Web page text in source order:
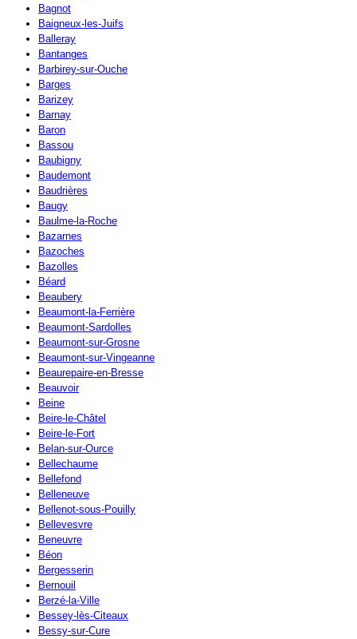
Bagnot
Baigneux-les-Juifs
Balleray
Bantanges
Barbirey-sur-Ouche
Barges
Barizey
Barnay
Baron
Bassou
Baubigny
Baudemont
Baudrières
Baugy
Baulme-la-Roche
Bazarnes
Bazoches
Bazolles
Béard
Beaubery
Beaumont-la-Ferrière
Beaumont-Sardolles
Beaumont-sur-Grosne
Beaumont-sur-Vingeanne
Beaurepaire-en-Bresse
Beauvoir
Beine
Beire-le-Châtel
Beire-le-Fort
Belan-sur-Ource
Bellechaume
Bellefond
Belleneuve
Bellenot-sous-Pouilly
Bellevesvre
Beneuvre
Béon
Bergesserin
Bernouil
Berzé-la-Ville
Bessey-lès-Citeaux
Bessy-sur-Cure